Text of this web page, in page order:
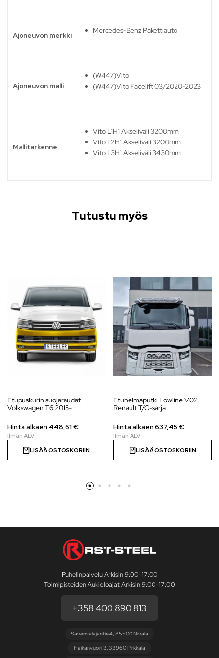
Ajoneuvon merkki
Mercedes-Benz Pakettiauto
Ajoneuvon malli
(W447)Vito
(W447)Vito Facelift 03/2020-2023
Mallitarkenne
Vito L1H1 Akseliväli 3200mm
Vito L2H1 Akseliväli 3200mm
Vito L3H1 Akseliväli 3430mm
Tutustu myös
Etupuskurin suojaraudat
Volkswagen T6 2015-
Hinta alkaen 448,61€
LISÄÄ OSTOSKORIIN
Etuhelmaputki Lowline V02
Renault T/C-sarja
Hinta alkaen637,45 €
LISÄÄ OSTOSKORIIN
Puhelinpalvelu Arkisin 9:00-17:00
Toimipisteiden Aukioloajat Arkisin 9:00-17:00
+358 400 890 813
Savenvalajantie 4, 85500 Nivala
Haikanvuori 3, 33960 Pirkkala